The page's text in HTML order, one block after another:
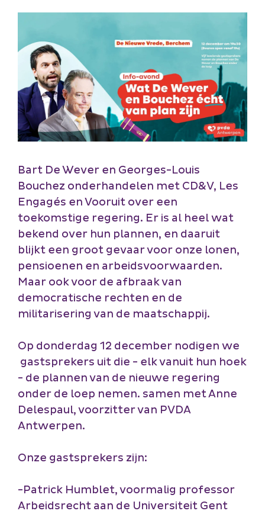
Bart De Wever en Georges-Louis
Bouchez onderhandelen met CD&V, Les
Engagés en Vooruit over een
toekomstige regering. Er is al heel wat
bekend over hun plannen, en daaruit
blijkt een groot gevaar voor onze lonen,
pensioenen en arbeidsvoorwaarden.
Maar ook voor de afbraak van
democratische rechten en de
militarisering van de maatschappij.
Op donderdag 12 december nodigen we
gastsprekers uit die - elk vanuit hun hoek
- de plannen van de nieuwe regering
onder de loep nemen. samen met Anne
Delespaul, voorzitter van PVDA
Antwerpen.
Onze gastsprekers zijn:
-Patrick Humblet, voormalig professor
Arbeidsrecht aan de Universiteit Gent